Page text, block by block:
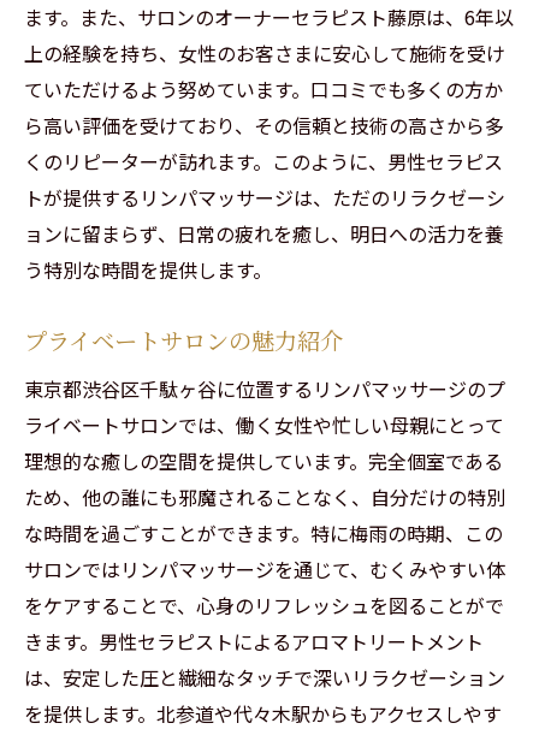
ます。また、サロンのオーナーセラピスト藤原は、6年以
上の経験を持ち、女性のお客さまに安心して施術を受け
ていただけるよう努めています。口コミでも多くの方か
ら高い評価を受けており、その信頼と技術の高さから多
くのリピーターが訪れます。このように、男性セラピス
トが提供するリンパマッサージは、ただのリラクゼーシ
ョンに留まらず、日常の疲れを癒し、明日への活力を養
う特別な時間を提供します。
プライベートサロンの魅力紹介
東京都渋谷区千駄ヶ谷に位置するリンパマッサージのプ
ライベートサロンでは、働く女性や忙しい母親にとって
理想的な癒しの空間を提供しています。完全個室である
ため、他の誰にも邪魔されることなく、自分だけの特別
な時間を過ごすことができます。特に梅雨の時期、この
サロンではリンパマッサージを通じて、むくみやすい体
をケアすることで、心身のリフレッシュを図ることがで
きます。男性セラピストによるアロマトリートメント
は、安定した圧と繊細なタッチで深いリラクゼーション
を提供します。北参道や代々木駅からもアクセスしやす